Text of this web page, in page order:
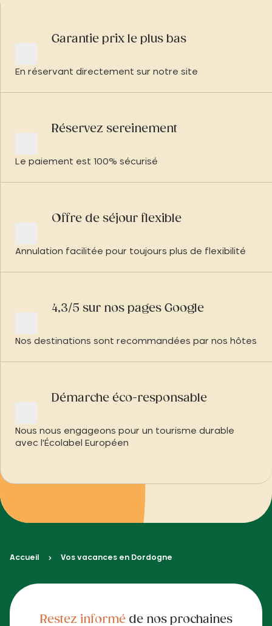
Garantie prix le plus bas
En réservant directement sur notre site
Réservez sereinement
Le paiement est 100% sécurisé
Offre de séjour flexible
Annulation facilitée pour toujours plus de flexibilité
4,3/5 sur nos pages Google
Nos destinations sont recommandées par nos hôtes
Démarche éco-responsable
Nous nous engageons pour un tourisme durable
avec l'Écolabel Européen
Accueil Vos vacances en Dordogne
Restez informéde nos prochaines